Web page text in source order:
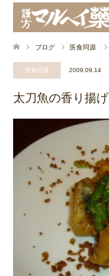
ブログ 医食同源
医食同源 2009.09.14
太刀魚の香り揚げ